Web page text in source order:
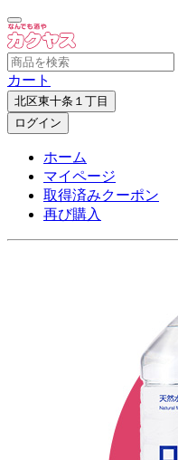
カート
北区東十条１丁目
ログイン
ホーム
マイページ
取得済みクーポン
再び購入